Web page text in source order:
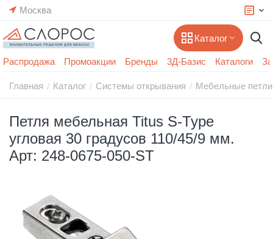
Москва
Каталог
Распродажа Промоакции Бренды 3Д-Базис Каталоги
Главная / Каталог / Системы открывания / Мебельные петли
Петля мебельная Titus S-Type
угловая 30 градусов 110/45/9 мм.
Арт: 248-0675-050-ST